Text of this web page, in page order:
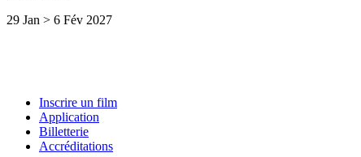
29 Jan > 6 Fév 2027
Inscrire un film
Application
Billetterie
Accréditations